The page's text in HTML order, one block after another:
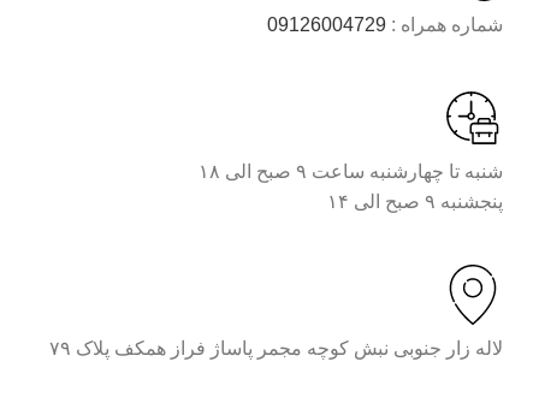
شماره همراه :09126004729
شنبه تا چهارشنبه ساعت ۹ صبح الی ۱۸
پنجشنبه ۹ صبح الی ۱۴
لاله زار جنوبی نبش کوچه مجمر پاساژ فراز همکف پلاک ۷۹